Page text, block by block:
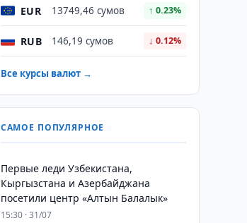
EUR 13749,46 сумов ↑ 0.23%
RUB 146,19 сумов ↓ 0.12%
Все курсы валют →
САМОЕ ПОПУЛЯРНОЕ
Первые леди Узбекистана,
Кыргызстана и Азербайджана
посетили центр «Алтын Балалык»
15:30 · 31/07